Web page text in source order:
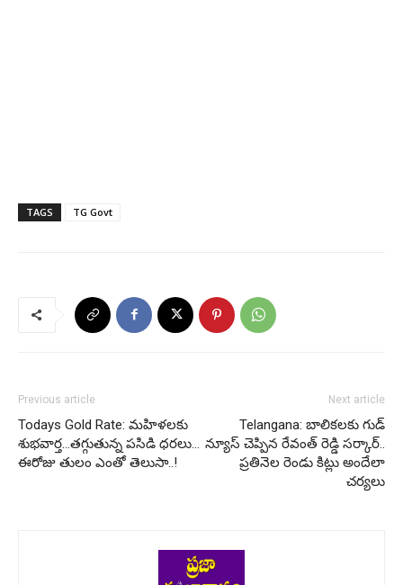
TAGS TG Govt
Previous article
Todays Gold Rate: మహిళలకు
శుభవార్త…తగ్గుతున్న పసిడి ధరలు…
ఈరోజు తులం ఎంతో తెలుసా..!
Next article
Telangana: బాలికలకు గుడ్
న్యూస్ చెప్పిన రేవంత్ రెడ్డి సర్కార్..
ప్రతినెల రెండు కిట్లు అందేలా
చర్యలు